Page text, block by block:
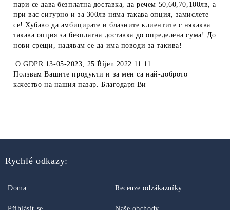
пари се дава безплатна доставка, да речем 50,60,70,100лв, а
при вас сигурно и за 300лв няма такава опция, замислете
се! Хубаво да амбицирате и блазните клиентите с някаква
такава опция за безплатна доставка до определена сума! До
нови срещи, надявам се да има поводи за такива!
OGDPR 13-05-2023, 25 Říjen 2022 11:11
Ползвам Вашите продукти и за мен са най-доброто
качество на нашия пазар. Благодаря Ви
Rychlé odkazy:
Doma Recenze odzákazníky